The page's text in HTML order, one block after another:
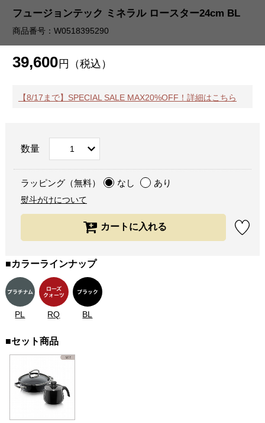
フュージョンテック ミネラル ロースター24cm BL
商品番号：W0518395290
39,600 円（税込）
【8/17まで】SPECIAL SALE MAX20%OFF！詳細はこちら
数量
ラッピング（無料） なし あり
熨斗がけについて
■カラーラインナップ
PL RQ BL
■セット商品